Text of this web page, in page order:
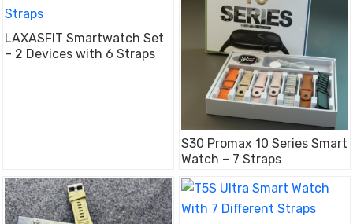
LAXASFIT Smartwatch Set
– 2 Devices with 6 Straps
S30 Promax 10 Series Smart
Watch – 7 Straps